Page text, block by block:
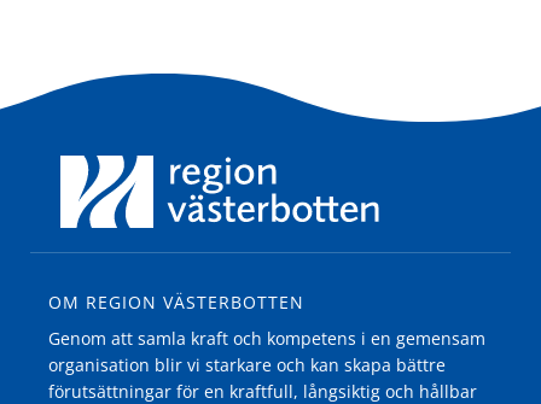
OM REGION VÄSTERBOTTEN
Genom att samla kraft och kompetens i en gemensam
organisation blir vi starkare och kan skapa bättre
förutsättningar för en kraftfull, långsiktig och hållbar